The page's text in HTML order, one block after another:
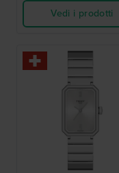
Vedi i prodotti